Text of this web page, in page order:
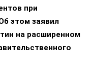
при
этом заявил
на расширенном